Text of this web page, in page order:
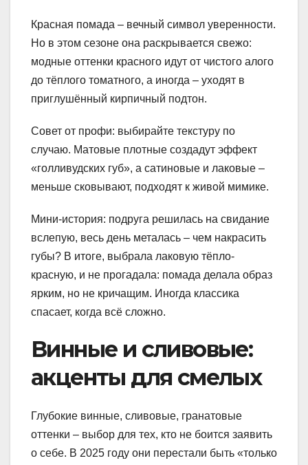
Красная помада – вечный символ уверенности.
Но в этом сезоне она раскрывается свежо:
модные оттенки красного идут от чистого алого
до тёплого томатного, а иногда – уходят в
приглушённый кирпичный подтон.
Совет от профи: выбирайте текстуру по
случаю. Матовые плотные создадут эффект
«голливудских губ», а сатиновые и лаковые –
меньше сковывают, подходят к живой мимике.
Мини-история: подруга решилась на свидание
вслепую, весь день металась – чем накрасить
губы? В итоге, выбрала лаковую тёпло-
красную, и не прогадала: помада делала образ
ярким, но не кричащим. Иногда классика
спасает, когда всё сложно.
Винные и сливовые:
акценты для смелых
Глубокие винные, сливовые, гранатовые
оттенки – выбор для тех, кто не боится заявить
о себе. В 2025 году они перестали быть «только